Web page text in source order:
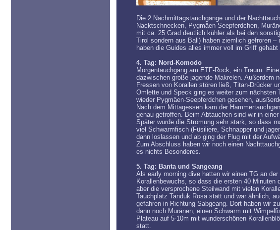
Die 2 Nachmittagstauchgänge und der
Nacktschnecken, Pygmäen-Seepferdchen,
mit ca. 25 Grad deutlich kühler als bei den
Tirol sondern aus Bali) haben ziemlich gefroren
haben die Guides alles immer voll im Griff
4. Tag: Nord-Komodo
Morgentauchgang am ETF-Rock, ein Traum:
dazwischen große jagende Makrelen. Außerdem
Fressen von Korallen stören ließ, Titan-Drücker
Omlette und Speck ging es weiter zum nächsten
wieder Pygmäen-Seepferdchen gesehen,
Nach dem Mittagessen kam der
genau getroffen. Beim Abtauchen sind wir in
Später wurde die Strömung sehr stark, so dass
viel Schwarmfisch (Füsiliere, Schnapper und
dann loslassen und ab ging der Flug mit der
Zum Abschluss haben wir noch einen
es nichts Besonderes.
5. Tag: Banta und Sangeang
Als early morning dive hatten wir einen TG an
Korallenbewuchs, so dass die ersten 40
aber die versprochene Steilwand mit vielen
Tauchplatz Tanduk Rosa statt und war ähnlich,
gefahren in Richtung Sabgeang. Dort haben wir
dann noch Muränen, einen Schwarm mit
Plateau auf 5-10m mit wunderschönen
statt.